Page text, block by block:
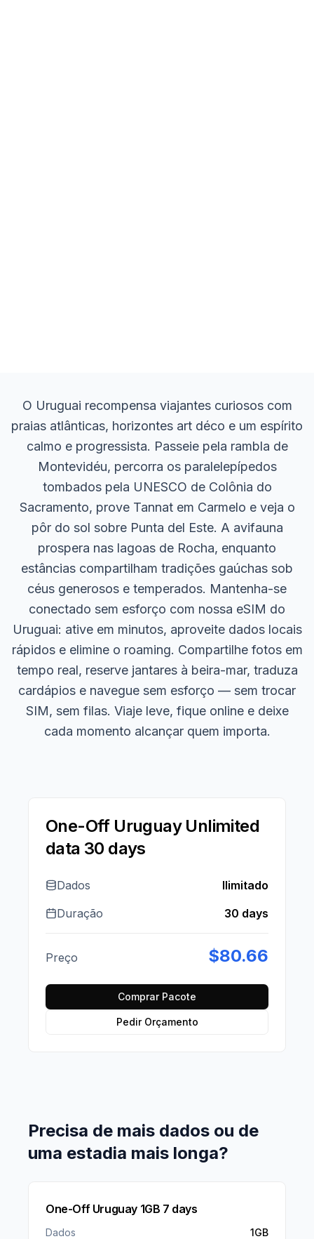
O Uruguai recompensa viajantes curiosos com
praias atlânticas, horizontes art déco e um espírito
calmo e progressista. Passeie pela rambla de
Montevidéu, percorra os paralelepípedos
tombados pela UNESCO de Colônia do
Sacramento, prove Tannat em Carmelo e veja o
pôr do sol sobre Punta del Este. A avifauna
prospera nas lagoas de Rocha, enquanto
estâncias compartilham tradições gaúchas sob
céus generosos e temperados. Mantenha-se
conectado sem esforço com nossa eSIM do
Uruguai: ative em minutos, aproveite dados locais
rápidos e elimine o roaming. Compartilhe fotos em
tempo real, reserve jantares à beira-mar, traduza
cardápios e navegue sem esforço — sem trocar
SIM, sem filas. Viaje leve, fique online e deixe
cada momento alcançar quem importa.
One-Off Uruguay Unlimited
data 30 days
Dados
Ilimitado
Duração
30 days
Preço $80.66
Comprar Pacote
Pedir Orçamento
Precisa de mais dados ou de
uma estadia mais longa?
One-Off Uruguay 1GB 7 days
Dados
1GB